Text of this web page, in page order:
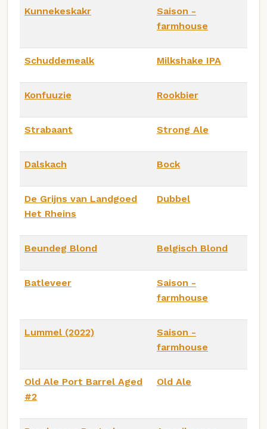
Kunnekeskakr
Saison -
farmhouse
Schuddemealk Milkshake IPA
Konfuuzie Rookbier
Strabaant Strong Ale
Dalskach Bock
De Grijns van Landgoed
Het Rheins
Dubbel
Beundeg Blond Belgisch Blond
Batleveer
Saison -
farmhouse
Lummel (2022)
Saison -
farmhouse
Old Ale Port Barrel Aged
#2
Old Ale